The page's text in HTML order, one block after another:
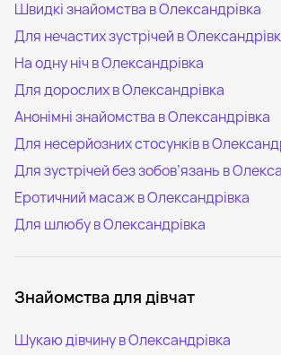
Швидкі знайомства в Олександрівка
Для нечастих зустрічей в
На одну ніч в Олександрівка
Для дорослих в Олександрівка
Анонімні знайомства в Олександрівка
Для несерйозних стосунків в
Для зустрічей без зобов’язань в
Еротичний масаж в Олександрівка
Для шлюбу в Олександрівка
Знайомства для дівчат
Шукаю дівчину в Олександрівка